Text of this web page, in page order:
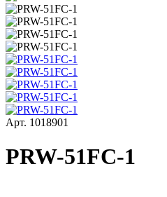
Арт. 1018901
PRW-51FC-1